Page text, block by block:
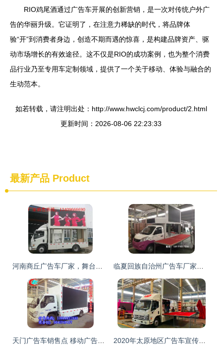
RIO鸡尾酒通过广告车开展的创新营销，是一次对传统户外广
告的华丽升级。它证明了，在注意力稀缺的时代，将品牌体
验“开”到消费者身边，创造不期而遇的惊喜，是构建品牌资产、驱
动市场增长的有效途径。这不仅是RIO的成功案例，也为整个消费
品行业乃至专用车定制领域，提供了一个关于移动、体验与融合的
生动范本。
如若转载，请注明出处：http://www.hwclcj.com/product/2.html
更新时间：2026-08-06 22:23:33
最新产品 Product